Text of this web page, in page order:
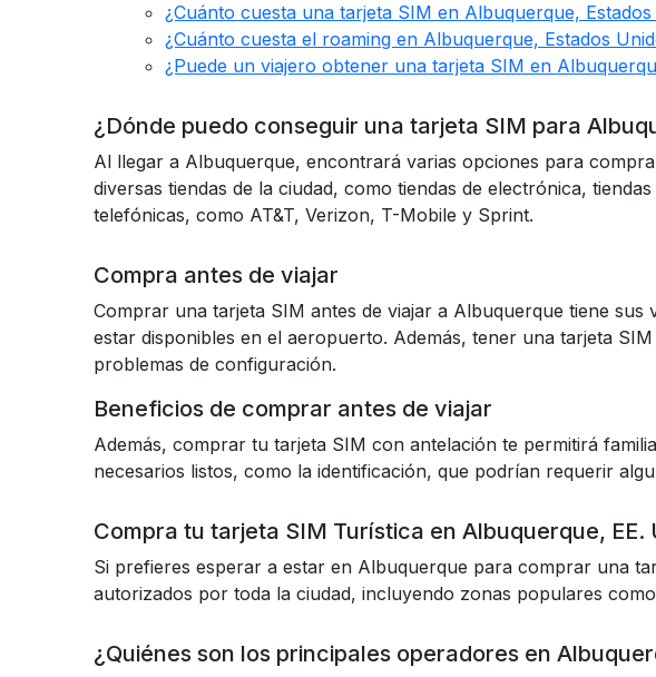
¿Cuánto cuesta una tarjeta SIM en Albuquerque, Estados
¿Cuánto cuesta el roaming en Albuquerque, Estados
¿Puede un viajero obtener una tarjeta SIM en
¿Dónde puedo conseguir una tarjeta SIM para
Al llegar a Albuquerque, encontrará varias opciones para
diversas tiendas de la ciudad, como tiendas de electrónica,
telefónicas, como AT&T, Verizon, T-Mobile y Sprint.
Compra antes de viajar
Comprar una tarjeta SIM antes de viajar a Albuquerque tiene
estar disponibles en el aeropuerto. Además, tener una tarjeta
problemas de configuración.
Beneficios de comprar antes de viajar
Además, comprar tu tarjeta SIM con antelación te permitirá
necesarios listos, como la identificación, que podrían requerir
Compra tu tarjeta SIM Turística en Albuquerque, EE.
Si prefieres esperar a estar en Albuquerque para comprar una
autorizados por toda la ciudad, incluyendo zonas populares
¿Quiénes son los principales operadores en